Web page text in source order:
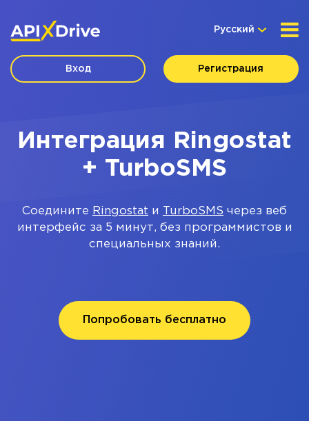
Русский
Вход Регистрация
Интеграция Ringostat
+ TurboSMS
Соедините Ringostat и TurboSMS через веб
интерфейс за 5 минут, без программистов и
специальных знаний.
Попробовать бесплатно